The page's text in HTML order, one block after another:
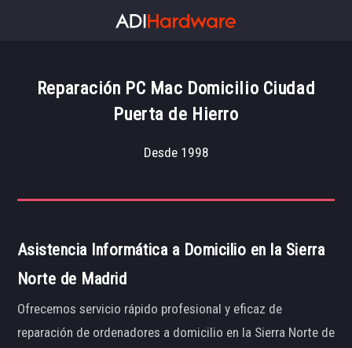
Reparación PC Mac Domicilio Ciudad
Puerta de Hierro
Desde 1998
Asistencia Informática a Domicilio en la Sierra
Norte de Madrid
Ofrecemos servicio rápido profesional y eficaz de
reparación de ordenadores a domicilio en la Sierra Norte de